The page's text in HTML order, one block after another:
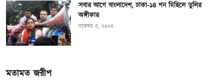
সবার আগে বাংলাদেশ, ঢাকা-১৪ গন মিছিলে তুলির
অঙ্গীকার
নভেম্বর ৫, ২০২৫
মতামত জরীপ